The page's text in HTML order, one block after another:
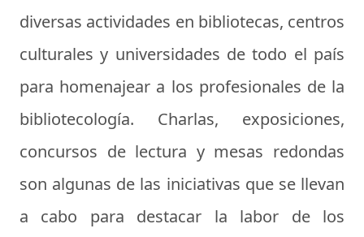
diversas actividades en bibliotecas, centros
culturales y universidades de todo el país
para homenajear a los profesionales de la
bibliotecología. Charlas, exposiciones,
concursos de lectura y mesas redondas
son algunas de las iniciativas que se llevan
a cabo para destacar la labor de los